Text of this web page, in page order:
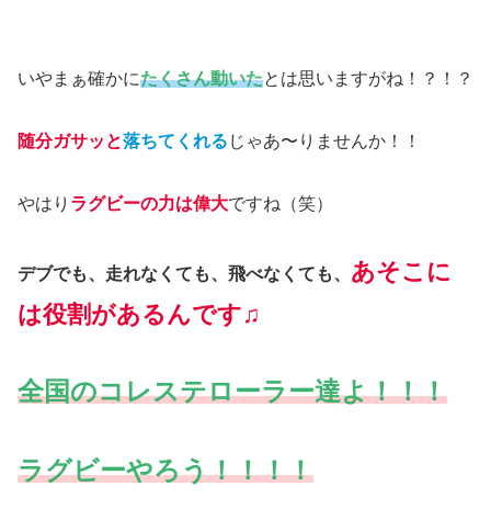
いやまぁ確かにたくさん動いたとは思いますがね！？！？
随分ガサッと落ちてくれる じゃあ〜りませんか！！
やはり ラグビーの力は偉大ですね（笑）
デブでも、走れなくても、飛べなくても、 あそこに
は役割があるんです♫
全国のコレステローラー達よ！！！
ラグビーやろう！！！！